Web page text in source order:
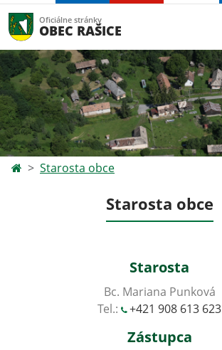
Oficiálne stránky
OBEC RAŠICE
Starosta obce
Starosta obce
Starosta
Bc. Mariana Punková
Tel.:
+421 908 613 623
Zástupca